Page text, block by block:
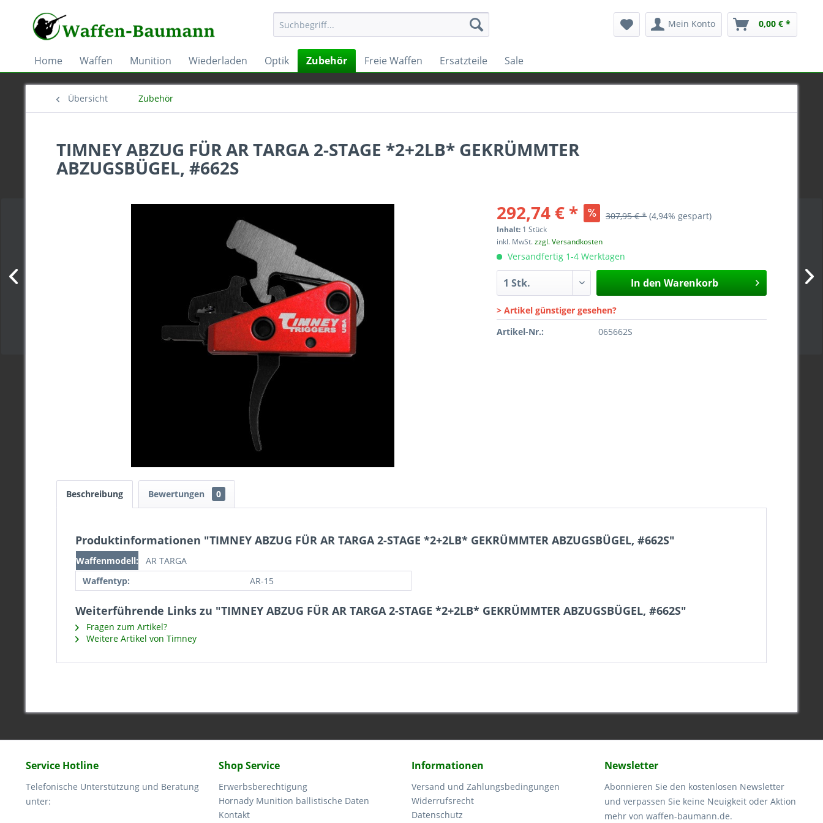
Mein Konto 0,00 € *
Home Waffen Munition Wiederladen Optik Zubehör Freie Waffen Ersatzteile Sale
Übersicht Zubehör
TIMNEY ABZUG FÜR AR TARGA 2-STAGE *2+2LB* GEKRÜMMTER
ABZUGSBÜGEL, #662S
292,74 € *
307,95 € * (4,94% gespart)
Inhalt: 1 Stück
inkl. MwSt.zzgl. Versandkosten
Versandfertig 1-4 Werktagen
In den Warenkorb
> Artikel günstiger gesehen?
Artikel-Nr.:
065662S
Beschreibung Bewertungen 0
Produktinformationen "TIMNEY ABZUG FÜR AR TARGA 2-STAGE *2+2LB* GEKRÜMMTER ABZUGSBÜGEL, #662S"
Waffenmodell:
AR TARGA
Waffentyp:
AR-15
Weiterführende Links zu "TIMNEY ABZUG FÜR AR TARGA 2-STAGE *2+2LB* GEKRÜMMTER ABZUGSBÜGEL, #662S"
Fragen zum Artikel?
Weitere Artikel von Timney
Service Hotline
Telefonische Unterstützung und Beratung
unter:
Shop Service
Erwerbsberechtigung
Hornady Munition ballistische Daten
Kontakt
Informationen
Versand und Zahlungsbedingungen
Widerrufsrecht
Datenschutz
Newsletter
Abonnieren Sie den kostenlosen Newsletter
und verpassen Sie keine Neuigkeit oder Aktion
mehr von waffen-baumann.de.